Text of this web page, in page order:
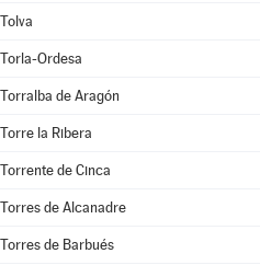
Tolva
Torla-Ordesa
Torralba de Aragón
Torre la Ribera
Torrente de Cinca
Torres de Alcanadre
Torres de Barbués